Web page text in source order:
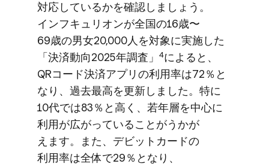
対応しているかを​確認しましょう。​
インフキュリオンが​全国の​16歳〜
69歳の​男女20,000人を​対象に​実施した​
「決済動向2025年調査」
4に​よると、​
QRコード決済アプリの​利用率は​72％と​
なり、​過去最高を​更新しました。​特に​
10代では​83％と​高く、​若年層を​中心に​
利用が​広がっている​ことがうかが​
えます。​また、​デビットカードの​
利用率は​全体で​29％と​なり、​